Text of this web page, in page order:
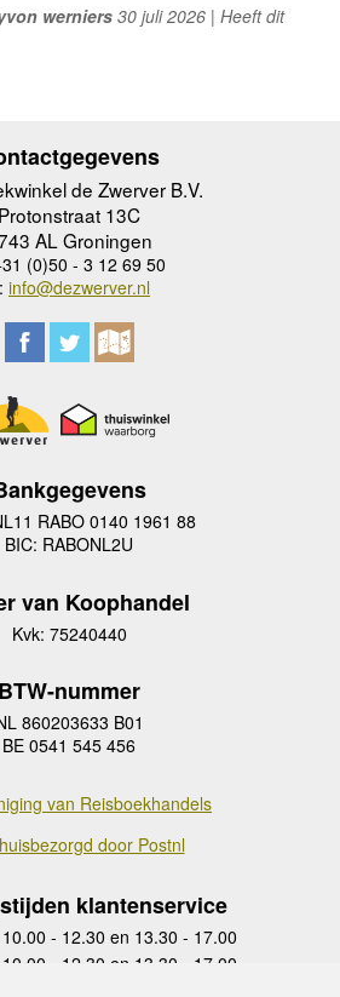
werniers30 juli 2026 | Heeft dit
de Zwerver B.V.
Protonstraat 13C
AL Groningen
(0)50 - 3 12 69 50
: info@dezwerver.nl
RABO 0140 1961 88
BIC: RABONL2U
van Koophandel
Kvk: 75240440
BTW-nummer
860203633 B01
BE 0541 545 456
van Reisboekhandels
door Postnl
klantenservice
10.00 - 12.30 en 13.30 - 17.00
10.00 - 12.30 en 13.30 - 17.00